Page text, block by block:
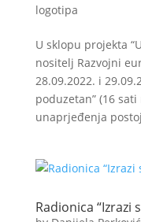
logotipa
U sklopu projekta
nositelj Razvojni
28.09.2022. i
poduzetan” (16
unaprjeđenja
Radionica “Izrazi